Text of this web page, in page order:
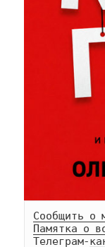
Сообщить о
Памятка о
Телеграм-